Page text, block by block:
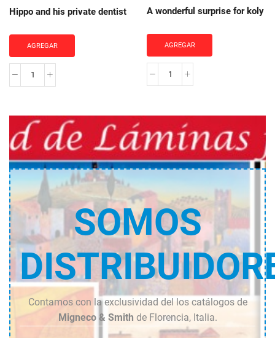
Hippo and his private dentist
AGREGAR
Hippo
private
dentist
cantidad
A wonderful surprise for koly
AGREGAR
A
koly
cantidad
SOMOS
Contamos con la exclusividad del los catálogos de
Migneco & Smith de Florencia, Italia.